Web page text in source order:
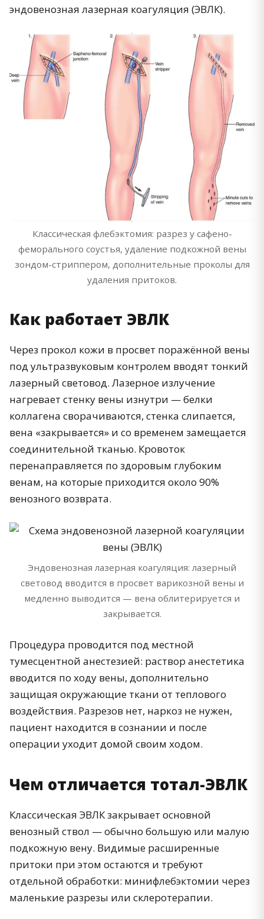
эндовенозная лазерная коагуляция (ЭВЛК).
Классическая флебэктомия: разрез у сафено-
феморального соустья, удаление подкожной вены
зондом-стриппером, дополнительные проколы для
удаления притоков.
Как работает ЭВЛК
Через прокол кожи в просвет поражённой вены
под ультразвуковым контролем вводят тонкий
лазерный световод. Лазерное излучение
нагревает стенку вены изнутри — белки
коллагена сворачиваются, стенка слипается,
вена «закрывается» и со временем замещается
соединительной тканью. Кровоток
перенаправляется по здоровым глубоким
венам, на которые приходится около 90%
венозного возврата.
Эндовенозная лазерная коагуляция: лазерный
световод вводится в просвет варикозной вены и
медленно выводится — вена облитерируется и
закрывается.
Процедура проводится под местной
тумесцентной анестезией: раствор анестетика
вводится по ходу вены, дополнительно
защищая окружающие ткани от теплового
воздействия. Разрезов нет, наркоз не нужен,
пациент находится в сознании и после
операции уходит домой своим ходом.
Чем отличается тотал-ЭВЛК
Классическая ЭВЛК закрывает основной
венозный ствол — обычно большую или малую
подкожную вену. Видимые расширенные
притоки при этом остаются и требуют
отдельной обработки: минифлебэктомии через
маленькие разрезы или склеротерапии.